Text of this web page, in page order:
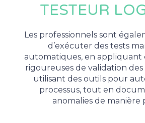
TESTEUR
Les professionnels sont
d’exécuter des tests
automatiques, en appliquant
rigoureuses de validation
utilisant des outils pour
processus, tout en
anomalies de manière